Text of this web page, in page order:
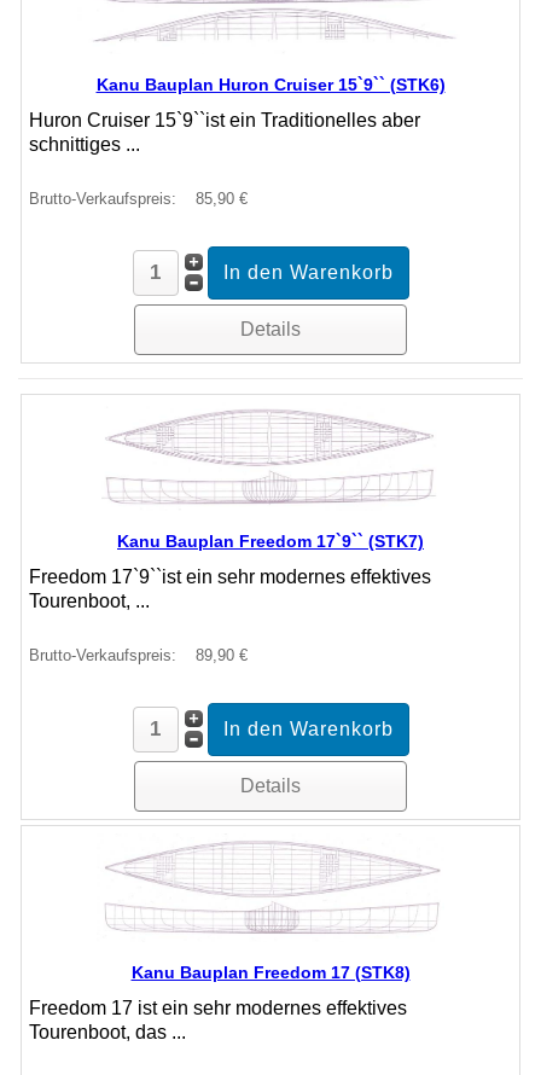
Kanu Bauplan Huron Cruiser 15`9`` (STK6)
Huron Cruiser 15`9``ist ein Traditionelles aber
schnittiges ...
Brutto-Verkaufspreis: 85,90 €
Details
Kanu Bauplan Freedom 17`9`` (STK7)
Freedom 17`9``ist ein sehr modernes effektives
Tourenboot, ...
Brutto-Verkaufspreis: 89,90 €
Details
Kanu Bauplan Freedom 17 (STK8)
Freedom 17 ist ein sehr modernes effektives
Tourenboot, das ...